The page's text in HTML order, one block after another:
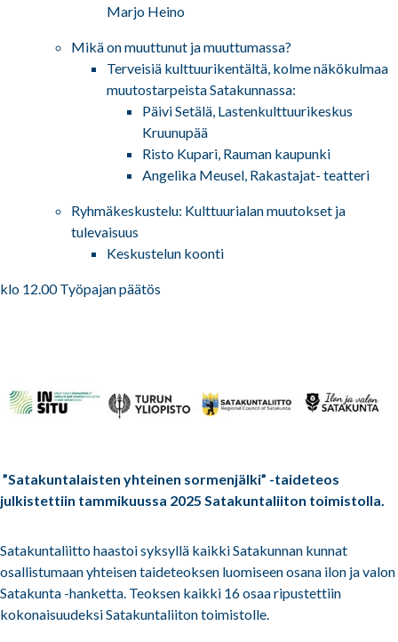
Marjo Heino
Mikä on muuttunut ja muuttumassa?
Terveisiä kulttuurikentältä, kolme näkökulmaa
muutostarpeista Satakunnassa:
Päivi Setälä, Lastenkulttuurikeskus
Kruunupää
Risto Kupari, Rauman kaupunki
Angelika Meusel, Rakastajat- teatteri
Ryhmäkeskustelu: Kulttuurialan muutokset ja
tulevaisuus
Keskustelun koonti
klo 12.00 Työpajan päätös
”Satakuntalaisten yhteinen sormenjälki” -taideteos
julkistettiin tammikuussa 2025 Satakuntaliiton toimistolla.
Satakuntaliitto haastoi syksyllä kaikki Satakunnan kunnat
osallistumaan yhteisen taideteoksen luomiseen osana ilon ja valon
Satakunta -hanketta. Teoksen kaikki 16 osaa ripustettiin
kokonaisuudeksi Satakuntaliiton toimistolle.